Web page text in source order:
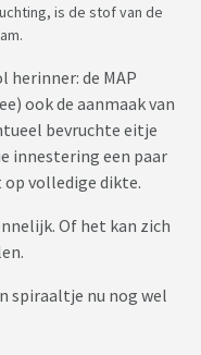
is de stof van de
herinner: de MAP
ook de aanmaak van
bevruchte eitje
innestering een paar
volledige dikte.
Of het kan zich
spiraaltje nu nog wel